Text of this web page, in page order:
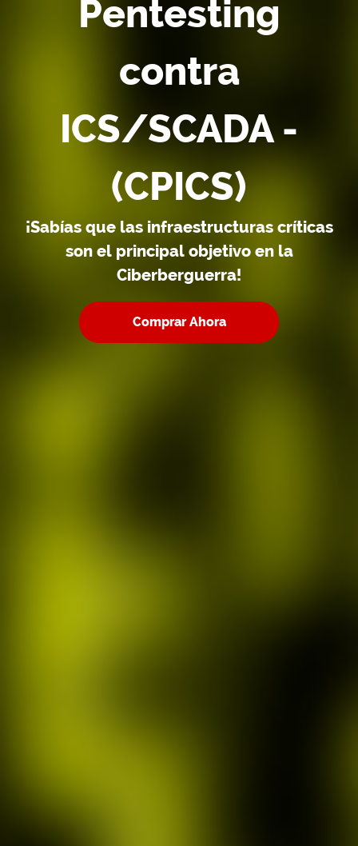
Pentesting
contra
ICS/SCADA -
(CPICS)
¡Sabías que las infraestructuras críticas
son el principal objetivo en la
Ciberberguerra!
Comprar Ahora